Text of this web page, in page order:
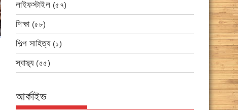
লাইফস্টাইল (৫৭)
শিক্ষা(৫৮)
শিল্প সাহিত্য(১)
স্বাস্থ্য(৫৫)
আর্কাইভ